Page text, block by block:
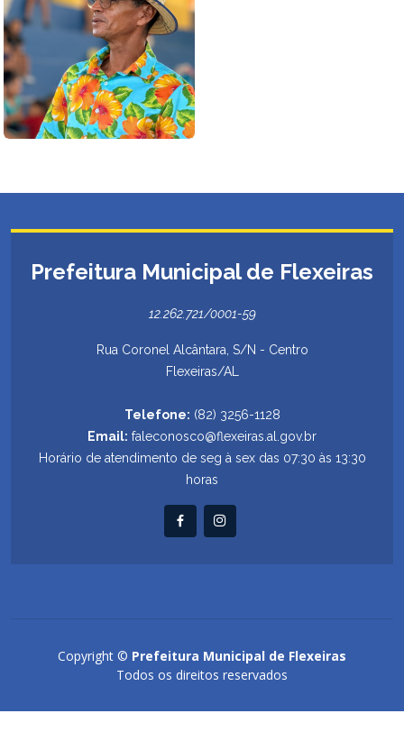
Prefeitura Municipal de Flexeiras
12.262.721/0001-59
Rua Coronel Alcântara, S/N - Centro
Flexeiras/AL
Telefone: (82) 3256-1128
Email: faleconosco@flexeiras.al.gov.br
Horário de atendimento de seg à sex das 07:30 às 13:30
horas
Copyright © Prefeitura Municipal de Flexeiras
Todos os direitos reservados